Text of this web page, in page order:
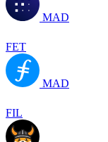
MAD
FET
MAD
FIL